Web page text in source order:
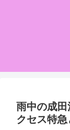
雨中の成
クセス特急